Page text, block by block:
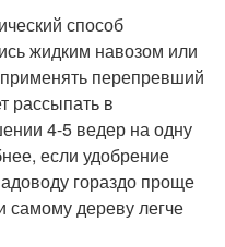
способ
жидким навозом или
перепревший
рассыпать в
4-5 ведер на одну
если удобрение
гораздо проще
самому дереву легче